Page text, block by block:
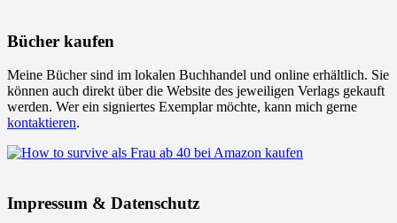
Bücher kaufen
Meine Bücher sind im lokalen Buchhandel und online erhältlich. Sie
können auch direkt über die Website des jeweiligen Verlags gekauft
werden. Wer ein signiertes Exemplar möchte, kann mich gerne
kontaktieren.
Impressum & Datenschutz